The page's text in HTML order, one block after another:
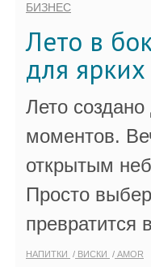
БИЗНЕС
Лето в
для
Лето
моментов.
открытым
Просто
превратится
НАПИТКИ ВИСКИ AMOR